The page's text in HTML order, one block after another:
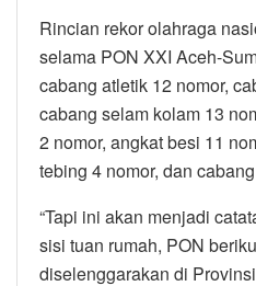
Rincian rekor olahraga
selama PON XXI Aceh-
cabang atletik 12 nomor,
cabang selam kolam 13
2 nomor, angkat besi 11
tebing 4 nomor, dan
“Tapi ini akan menjadi
sisi tuan rumah, PON
diselenggarakan di